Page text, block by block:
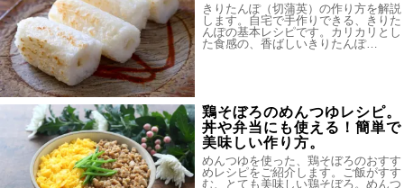
きりたんぽ（切蒲英）の作り方を解説
します。自宅で手作りできる、きりた
んぽの基本レシピです。カリカリとし
た食感の、香ばしいきりたんぽ…
鶏そぼろのめんつゆレシピ。
丼や弁当にも使える！簡単で
美味しい作り方。
めんつゆを使った、鶏そぼろのおすす
めレシピをご紹介します。ご飯がすす
む、とても美味しい鶏そぼろ。めんつ